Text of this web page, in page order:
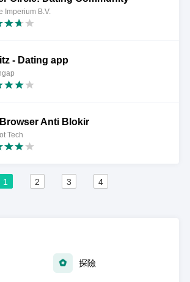
Imperium B.V.
- Dating app
Anti Blokir
Tech
1 2 3 4
探險